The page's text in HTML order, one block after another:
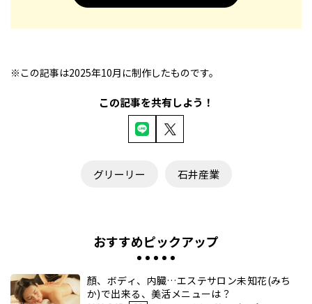
※この記事は2025年10月に制作したものです。
この記事を共有しよう！
グリーリー 石井産業
おすすめピックアップ
顏、ボディ、内臓…エステサロン未知花(みち
か)で出来る、美活メニューは？